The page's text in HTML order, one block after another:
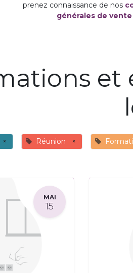
prenez connaissance de nos
générales de vente
et
× Réunion ×
MAI
15